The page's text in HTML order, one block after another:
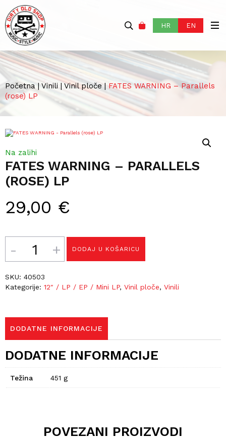
HR EN
Početna | Vinili | Vinil ploče|FATES WARNING – Parallels
(rose) LP
FATES WARNING – PARALLELS
(ROSE) LP
29,00 €
Na zalihi
DODAJ U KOŠARICU
SKU: 40503
Kategorije: 12″ / LP / EP / Mini LP, Vinil ploče, Vinili
DODATNE INFORMACIJE
DODATNE INFORMACIJE
Težina 451 g
POVEZANI PROIZVODI